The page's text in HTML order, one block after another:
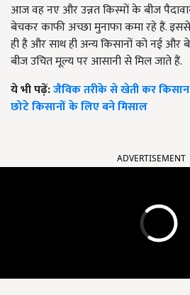
आज वह नए और उन्नत किस्मों के बीज
बेचकर काफी अच्छा मुनाफा कमा रहे हैं.
ही है और साथ ही अन्य किसानों को नई
बीज उचित मूल्य पर आसानी से मिल जाते हैं.
ये भी पढ़ें:जैविक तरीके से खेती कर
छोटे किसानों के लिए बने मिसाल
ADVERTISEMENT